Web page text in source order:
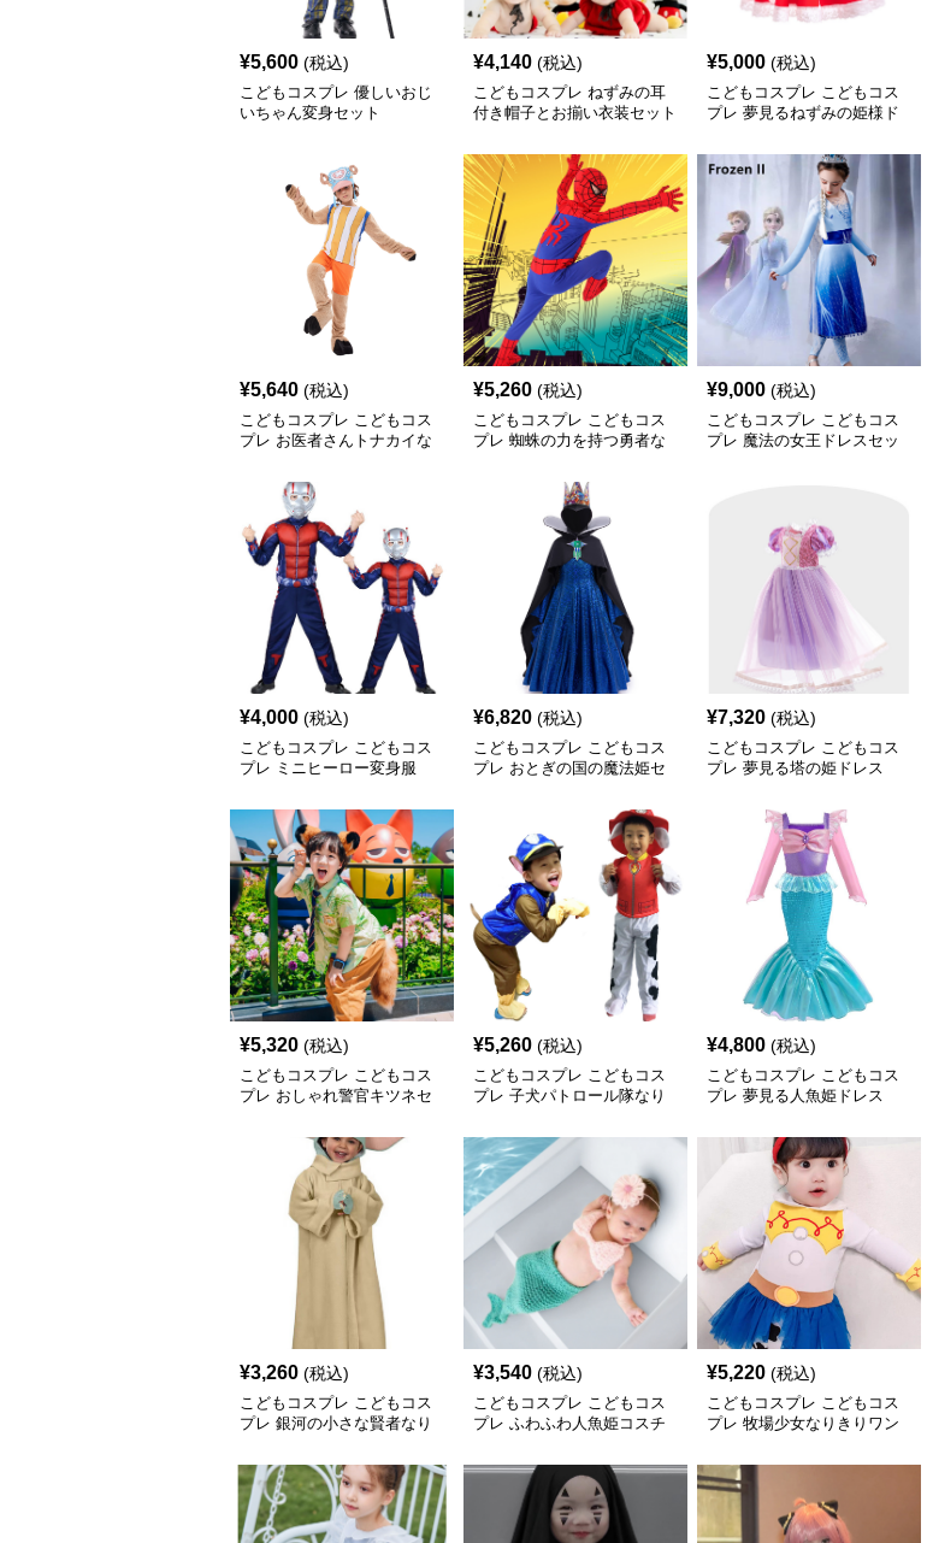
¥5,600 (税込)
こどもコスプレ 優しいおじ
いちゃん変身セット
¥4,140 (税込)
こどもコスプレ ねずみの耳
付き帽子とお揃い衣装セット
¥5,000 (税込)
こどもコスプレ こどもコス
プレ 夢見るねずみの姫様ド
¥5,640 (税込)
こどもコスプレ こどもコス
プレ お医者さんトナカイな
¥5,260 (税込)
こどもコスプレ こどもコス
プレ 蜘蛛の力を持つ勇者な
¥9,000 (税込)
こどもコスプレ こどもコス
プレ 魔法の女王ドレスセッ
¥4,000 (税込)
こどもコスプレ こどもコス
プレ ミニヒーロー変身服
¥6,820 (税込)
こどもコスプレ こどもコス
プレ おとぎの国の魔法姫セ
¥7,320 (税込)
こどもコスプレ こどもコス
プレ 夢見る塔の姫ドレス
¥5,320 (税込)
こどもコスプレ こどもコス
プレ おしゃれ警官キツネセ
¥5,260 (税込)
こどもコスプレ こどもコス
プレ 子犬パトロール隊なり
¥4,800 (税込)
こどもコスプレ こどもコス
プレ 夢見る人魚姫ドレス
¥3,260 (税込)
こどもコスプレ こどもコス
プレ 銀河の小さな賢者なり
¥3,540 (税込)
こどもコスプレ こどもコス
プレ ふわふわ人魚姫コスチ
¥5,220 (税込)
こどもコスプレ こどもコス
プレ 牧場少女なりきりワン